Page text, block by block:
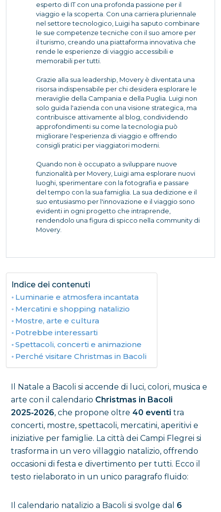
esperto di IT con una profonda passione per il
viaggio e la scoperta. Con una carriera pluriennale
nel settore tecnologico, Luigi ha saputo combinare
le sue competenze tecniche con il suo amore per
il turismo, creando una piattaforma innovativa che
rende le esperienze di viaggio accessibili e
memorabili per tutti.
Grazie alla sua leadership, Movery è diventata una
risorsa indispensabile per chi desidera esplorare le
meraviglie della Campania e della Puglia. Luigi non
solo guida l'azienda con una visione strategica, ma
contribuisce attivamente al blog, condividendo
approfondimenti su come la tecnologia può
migliorare l'esperienza di viaggio e offrendo
consigli pratici per viaggiatori moderni.
Quando non è occupato a sviluppare nuove
funzionalità per Movery, Luigi ama esplorare nuovi
luoghi, sperimentare con la fotografia e passare
del tempo con la sua famiglia. La sua dedizione e il
suo entusiasmo per l'innovazione e il viaggio sono
evidenti in ogni progetto che intraprende,
rendendolo una figura di spicco nella community di
Movery.
Indice dei contenuti
Luminarie e atmosfera incantata
Mercatini e shopping natalizio
Mostre, arte e cultura
Potrebbe interessarti
Spettacoli, concerti e animazione
Perché visitare Christmas in Bacoli
Il Natale a Bacoli si accende di luci, colori, musica e
arte con il calendario Christmas in Bacoli
2025‑2026, che propone oltre 40 eventi tra
concerti, mostre, spettacoli, mercatini, aperitivi e
iniziative per famiglie. La città dei Campi Flegrei si
trasforma in un vero villaggio natalizio, offrendo
occasioni di festa e divertimento per tutti. Ecco il
testo rielaborato in un unico paragrafo fluido:
Il calendario natalizio a Bacoli si svolge dal 6